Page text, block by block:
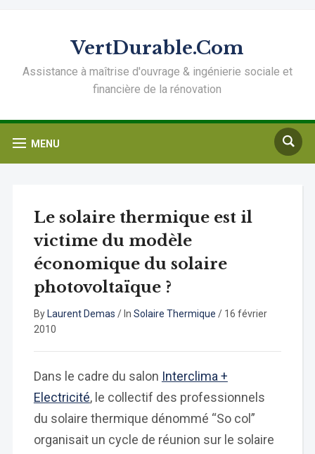
VertDurable.Com
Assistance à maîtrise d'ouvrage & ingénierie sociale et
financière de la rénovation
MENU
Le solaire thermique est il
victime du modèle
économique du solaire
photovoltaïque ?
By Laurent Demas / In Solaire Thermique / 16 février
2010
Dans le cadre du salon Interclima +
Electricité, le collectif des professionnels
du solaire thermique dénommé “So col”
organisait un cycle de réunion sur le solaire